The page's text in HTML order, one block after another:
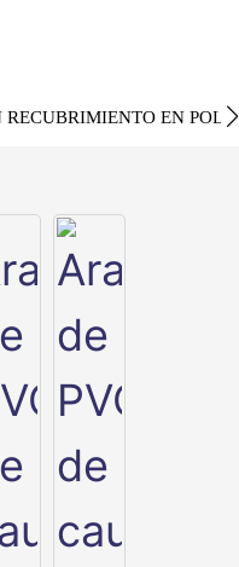
RECUBRIMIENTO EN